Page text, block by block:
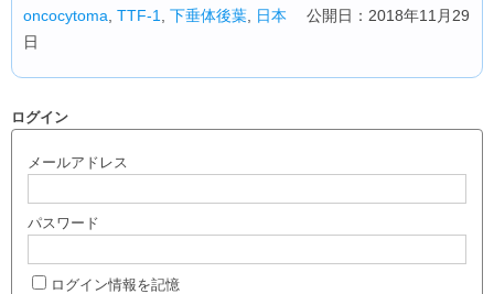
oncocytoma TTF-1 下垂体後葉 日本 公開日：2018年11月29
日
ログイン
メールアドレス
パスワード
ログイン情報を記憶